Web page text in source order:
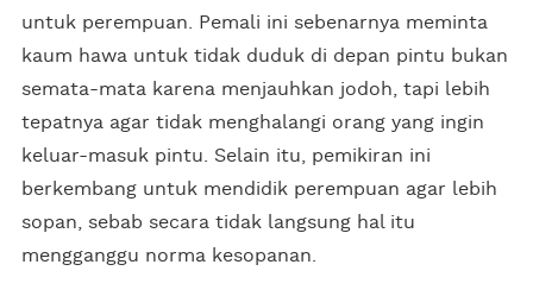
untuk perempuan. Pemali ini sebenarnya meminta
kaum hawa untuk tidak duduk di depan pintu bukan
semata-mata karena menjauhkan jodoh, tapi lebih
tepatnya agar tidak menghalangi orang yang ingin
keluar-masuk pintu. Selain itu, pemikiran ini
berkembang untuk mendidik perempuan agar lebih
sopan, sebab secara tidak langsung hal itu
mengganggu norma kesopanan.